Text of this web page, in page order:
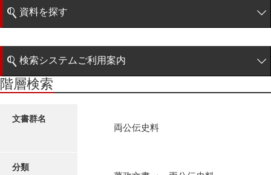
県庁伝来旧藩記録
資料を探す
階層検索
検索システムご利用案内
検索システムの利用について
更新履歴
階層検索
文書群名
両公伝史料
分類